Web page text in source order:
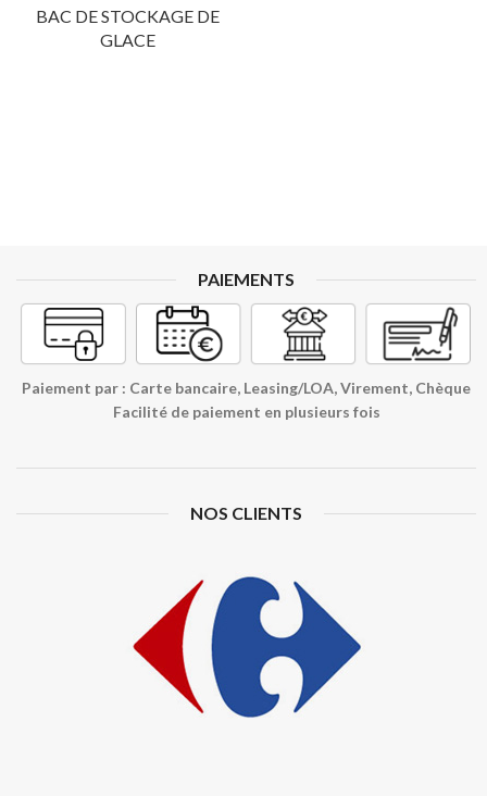
BAC DE STOCKAGE DE
GLACE
PAIEMENTS
Paiement par : Carte bancaire, Leasing/LOA, Virement, Chèque
Facilité de paiement en plusieurs fois
NOS CLIENTS